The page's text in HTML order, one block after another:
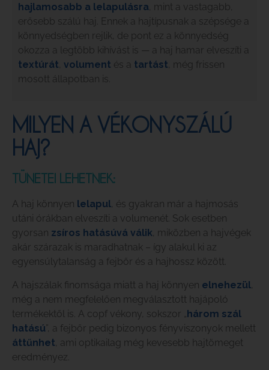
hajlamosabb a lelapulásra , mint a vastagabb,
erősebb szálú haj. Ennek a hajtípusnak a szépsége a
könnyedségben rejlik, de pont ez a könnyedség
okozza a legtöbb kihívást is — a haj hamar elveszíti a
textúrát volument és a tartást , még frissen
mosott állapotban is.
MILYEN A VÉKONYSZÁLÚ
HAJ?
TÜNETEI LEHETNEK:
A haj könnyen lelapul , és gyakran már a hajmosás
utáni órákban elveszíti a volumenét. Sok esetben
gyorsan zsíros hatásúvá válik , miközben a hajvégek
akár szárazak is maradhatnak – így alakul ki az
egyensúlytalanság a fejbőr és a hajhossz között.
A hajszálak finomsága miatt a haj könnyen elnehezül
még a nem megfelelően megválasztott hajápoló
termékektől is. A copf vékony, sokszor „három szál
hatású”, a fejbőr pedig bizonyos fényviszonyok mellett
áttűnhet , ami optikailag még kevesebb hajtömeget
eredményez.